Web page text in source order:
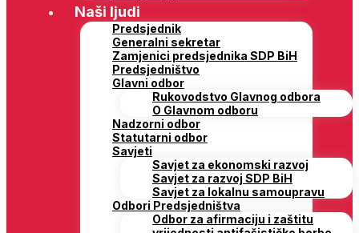
Naši ljudi
Predsjednik
Generalni sekretar
Zamjenici predsjednika SDP BiH
Predsjedništvo
Glavni odbor
Rukovodstvo Glavnog odbora
O Glavnom odboru
Nadzorni odbor
Statutarni odbor
Savjeti
Savjet za ekonomski razvoj
Savjet za razvoj SDP BiH
Savjet za lokalnu samoupravu
Odbori Predsjedništva
Odbor za afirmaciju i zaštitu